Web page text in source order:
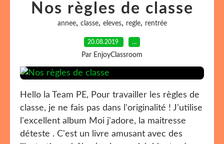
Nos règles de classe
annee, classe, eleves, regle, rentrée
20.08.2019 …
Par EnjoyClassroom
Hello la Team PE, Pour travailler les règles de
classe, je ne fais pas dans l'originalité ! J'utilise
l'excellent album Moi j'adore, la maitresse
déteste . C'est un livre amusant avec des